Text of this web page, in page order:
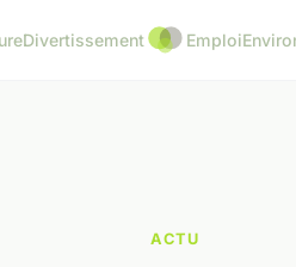
Divertissement Emploi
ACTU